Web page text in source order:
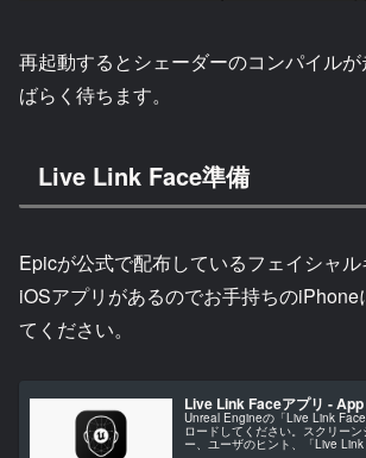
再起動するとシェーダーのコンパイル
ばらく待ちます。
Live Link Face準備
Epicが公式で配布しているフェイシャ
iOSアプリがあるのでお手持ちのiPhone
てください。
Live Link Faceアプリ -
Unreal Engineの「Live Link
ロードしてください。スクリー
ー、ユーザのヒント、「Live